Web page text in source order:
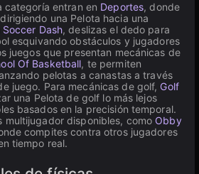
categoría entran en Deportes, donde
una Pelota hacia una
Soccer Dash, deslizas el dedo para
esquivando obstáculos y jugadores
juegos que presentan mecánicas de
Of Basketball, te permiten
pelotas a canastas a través
juego. Para mecánicas de golf, Golf
una Pelota de golf lo más lejos
basados en la precisión temporal.
multijugador disponibles, como Obby
compites contra otros jugadores
tiempo real.